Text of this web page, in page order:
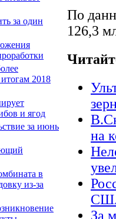
за один
2018
и ягод
за июнь
в
из-за
По
126,3
на
За